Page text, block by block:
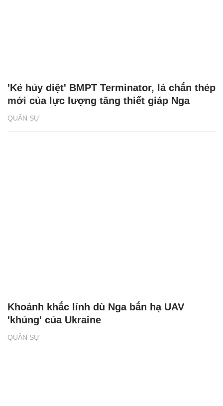
QUÂN SỰ
'Kẻ hủy diệt' BMPT Terminator, lá chắn thép
mới của lực lượng tăng thiết giáp Nga
QUÂN SỰ
Khoảnh khắc lính dù Nga bắn hạ UAV
'khủng' của Ukraine